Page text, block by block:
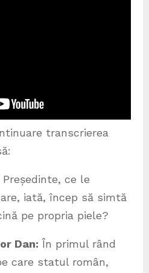
transcrierea
ce le
iată, încep să simtă
pe propria piele?
Dan: În primul rând
care statul român,